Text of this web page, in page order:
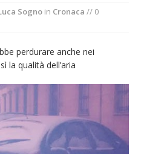
fiamme: vasto incendio
a Oropa per il
diocesano
vigili del fuoco per un
a Caresanablot
Sogno in Cronaca // 0
perdurare anche nei
la qualità dell’aria